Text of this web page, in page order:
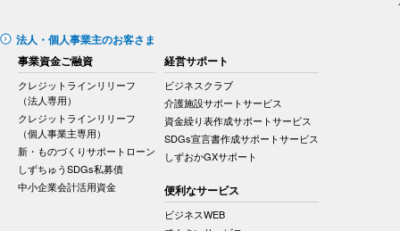
法人・個人事業主のお客さま
事業資金ご融資
クレジットラインリリーフ
（法人専用）
クレジットラインリリーフ
（個人事業主専用）
新・ものづくりサポートローン
しずちゅうSDGs私募債
中小企業会計活用資金
経営サポート
ビジネスクラブ
介護施設サポートサービス
資金繰り表作成サポートサービス
SDGs宣言書作成サポートサービス
しずおかGXサポート
便利なサービス
ビジネスWEB